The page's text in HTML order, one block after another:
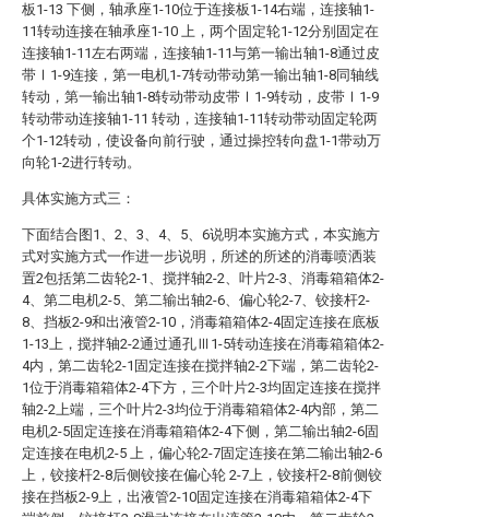
板1-13 下侧，轴承座1-10位于连接板1-14右端，连接轴1-
11转动连接在轴承座1-10 上，两个固定轮1-12分别固定在
连接轴1-11左右两端，连接轴1-11与第一输出轴1-8通过皮
带Ⅰ1-9连接，第一电机1-7转动带动第一输出轴1-8同轴线
转动，第一输出轴1-8转动带动皮带Ⅰ1-9转动，皮带Ⅰ1-9
转动带动连接轴1-11 转动，连接轴1-11转动带动固定轮两
个1-12转动，使设备向前行驶，通过操控转向盘1-1带动万
向轮1-2进行转动。
具体实施方式三：
下面结合图1、2、3、4、5、6说明本实施方式，本实施方
式对实施方式一作进一步说明，所述的所述的消毒喷洒装
置2包括第二齿轮2-1、搅拌轴2-2、叶片2-3、消毒箱箱体2-
4、第二电机2-5、第二输出轴2-6、偏心轮2-7、铰接杆2-
8、挡板2-9和出液管2-10，消毒箱箱体2-4固定连接在底板
1-13上，搅拌轴2-2通过通孔Ⅲ1-5转动连接在消毒箱箱体2-
4内，第二齿轮2-1固定连接在搅拌轴2-2下端，第二齿轮2-
1位于消毒箱箱体2-4下方，三个叶片2-3均固定连接在搅拌
轴2-2上端，三个叶片2-3均位于消毒箱箱体2-4内部，第二
电机2-5固定连接在消毒箱箱体2-4下侧，第二输出轴2-6固
定连接在电机2-5 上，偏心轮2-7固定连接在第二输出轴2-6
上，铰接杆2-8后侧铰接在偏心轮 2-7上，铰接杆2-8前侧铰
接在挡板2-9上，出液管2-10固定连接在消毒箱箱体2-4下